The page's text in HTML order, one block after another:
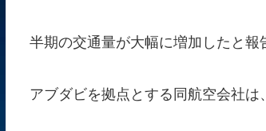
半期の交通量が大幅に増加したと報
アブダビを拠点とする同航空会社は